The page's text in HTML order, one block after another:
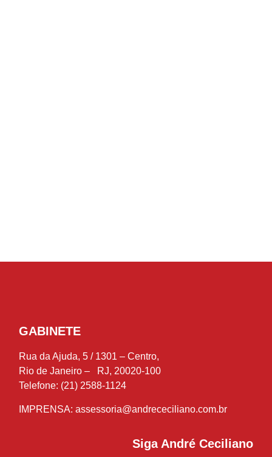
GABINETE
Rua da Ajuda, 5 / 1301 – Centro,
Rio de Janeiro – RJ, 20020-100
Telefone: (21) 2588-1124
IMPRENSA: assessoria@andrececiliano.com.br
Siga André Ceciliano